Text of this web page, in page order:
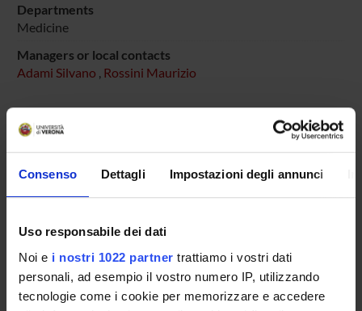
Consenso Dettagli Impostazioni degli annunci
Uso responsabile dei dati
Noi e i nostri 1022 partner trattiamo i vostri dati
personali, ad esempio il vostro numero IP, utilizzando
tecnologie come i cookie per memorizzare e accedere
Departments
Medicine
Managers or local contacts
Adami Silvano , Rossini Maurizio
PROJECT PARTICIPANTS
Full Professor
RESEARCH AREAS INVOLVED IN THE PROJECT